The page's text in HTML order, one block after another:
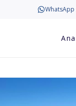
WhatsApp